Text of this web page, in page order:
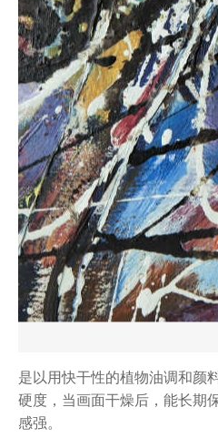
是以用快干性的植物油调和颜
硬度，当画面干燥后，能长期
感强。